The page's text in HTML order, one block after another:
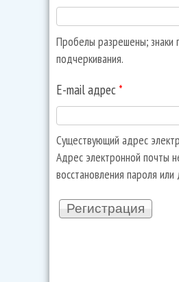
Пробелы разрешены; знаки
подчеркивания.
E-mail адрес *
Существующий адрес
Адрес электронной почты
восстановления пароля